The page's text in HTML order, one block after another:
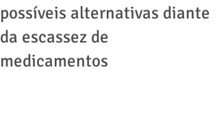
possíveis alternativas diante
da escassez de
medicamentos